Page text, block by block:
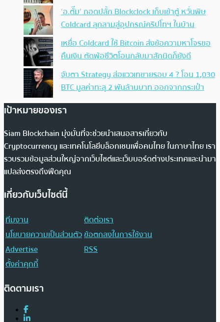
‘อ.ตั๊ม’ ถอดปลั้ก Blockclock เก็บเข้าตู้ หวั่นพิษ
Coldcard ลุกลามสู่อุปกรณ์คริปโทฯ ในบ้าน
เหยื่อ Coldcard ใช้ Bitcoin ส่งข้อความหาโจรขอ
คืนเงิน ตัดพ้อชีวิตโอนกลับมาสักนิดก็ยังดี
จับตา Strategy ส่อแววเทขายรอบ 4 ? โอน 1,030
BTC มูลค่าทะลุ 2 พันล้านบาท ออกจากกระเป๋า
เป้าหมายของเรา
Siam Blockchain มุ่งมั่นที่จะช่วยนำเสนอสารเกี่ยวกับ
Cryptocurrency และเทคโนโลยีบล็อกเชนเพื่อคนไทย ในภาษาไทย เรา
รวบรวมข้อมูลส่วนใหญ่จากเว็บไซต์และเว็บบอร์ดต่างประเทศและนำมา
แปลส่งตรงถึงฟีดคุณ
เกี่ยวกับเว็บไซต์นี้
ทีมงาน
ติดต่อเรา
นโยบายความเป็นส่วนตัวข้อตกลงในการใช้งาน
Advertise
RSS
ตั้งค่าคุกกี้
ติดตามเรา